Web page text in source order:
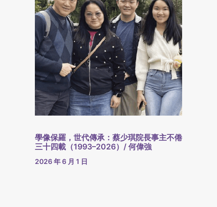
學像保羅，世代傳承：蔡少琪院長事主不倦
三十四載（1993–2026）/ 何偉強
2026 年 6 月 1 日